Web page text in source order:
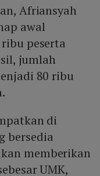
Mute
Afriansyah
awal
peserta
jumlah
80 ribu
di
bersedia
memberikan
UMK,